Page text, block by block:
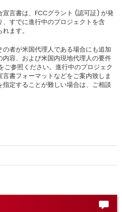
言書は、FCCグラント (認可証) が発
すでに進行中のプロジェクトを含
ます。
者が米国代理人である場合にも追加
容、および米国内現地代理人の要件
参照ください。進行中のプロジェク
書フォーマットなどをご案内致しま
定することが難しい場合は、ご相談